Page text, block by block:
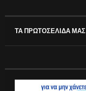
ΤΑ ΠΡΩΤΟΣΕΛΙΔΑ ΜΑΣ